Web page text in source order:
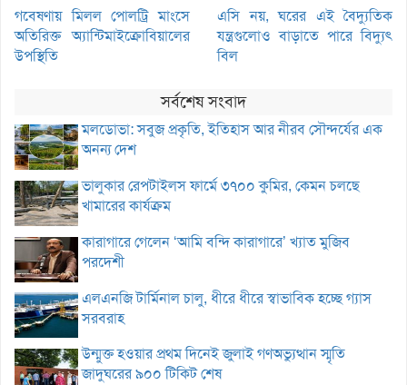
গবেষণায় মিলল পোলট্রি মাংসে
অতিরিক্ত অ্যান্টিমাইক্রোবিয়ালের
উপস্থিতি
এসি নয়, ঘরের এই বৈদ্যুতিক
যন্ত্রগুলোও বাড়াতে পারে বিদ্যুৎ
বিল
সর্বশেষ সংবাদ
মলডোভা: সবুজ প্রকৃতি, ইতিহাস আর নীরব সৌন্দর্যের এক
অনন্য দেশ
ভালুকার রেপটাইলস ফার্মে ৩৭০০ কুমির, কেমন চলছে
খামারের কার্যক্রম
কারাগারে গেলেন ‘আমি বন্দি কারাগারে’ খ্যাত মুজিব
পরদেশী
এলএনজি টার্মিনাল চালু, ধীরে ধীরে স্বাভাবিক হচ্ছে গ্যাস
সরবরাহ
উন্মুক্ত হওয়ার প্রথম দিনেই জুলাই গণঅভ্যুত্থান স্মৃতি
জাদুঘরের ৯০০ টিকিট শেষ